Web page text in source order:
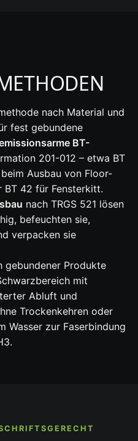
nach Material und
fest gebundene
BT-
201-012 – etwa BT
Ausbau von Floor-
42 für Fensterkitt.
nach TRGS 521 lösen
befeuchten sie,
verpacken sie
gebundener Produkte
mit
Abluft und
Trockenkehren oder
Wasser zur Faserbindung